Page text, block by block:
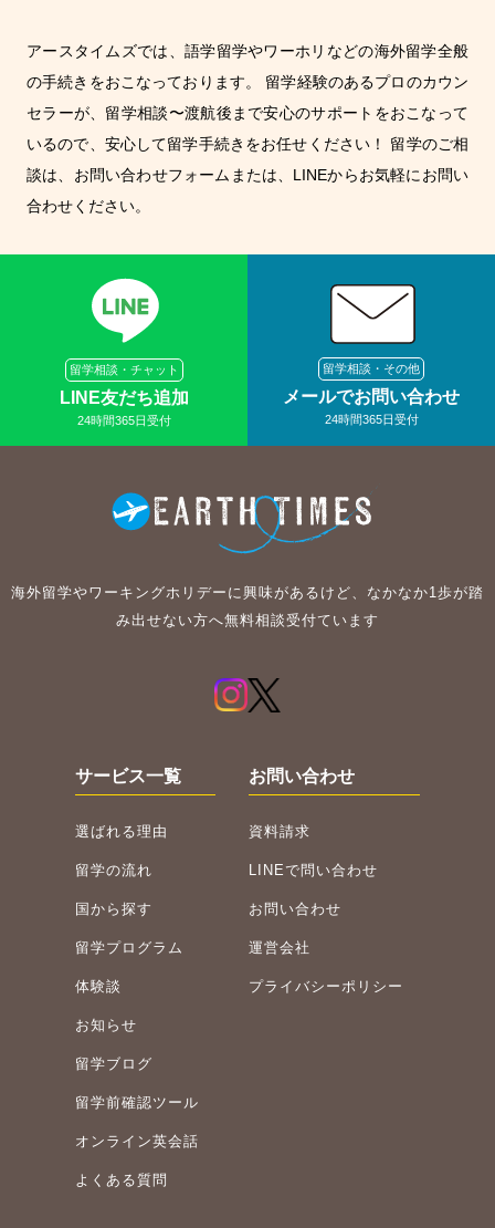
アースタイムズでは、語学留学やワーホリなどの海外留学全般
の手続きをおこなっております。 留学経験のあるプロのカウン
セラーが、留学相談〜渡航後まで安心のサポートをおこなって
いるので、安心して留学手続きをお任せください！ 留学のご相
談は、お問い合わせフォームまたは、LINEからお気軽にお問い
合わせください。
留学相談・チャット
LINE友だち追加
24時間365日受付
留学相談・その他
メールでお問い合わせ
24時間365日受付
海外留学やワーキングホリデーに興味があるけど、なかなか1歩が踏
み出せない方へ無料相談受付ています
サービス一覧
選ばれる理由
留学の流れ
国から探す
留学プログラム
体験談
お知らせ
留学ブログ
留学前確認ツール
オンライン英会話
よくある質問
お問い合わせ
資料請求
LINEで問い合わせ
お問い合わせ
運営会社
プライバシーポリシー